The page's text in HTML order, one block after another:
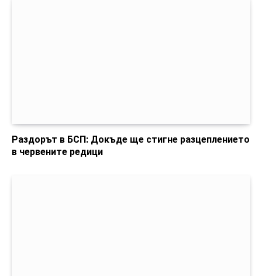
Раздорът в БСП: Докъде ще стигне разцеплението
в червените редици